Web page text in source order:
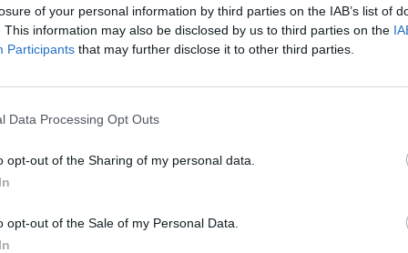
of your personal information by third parties on the IAB’s list of
This information may also be disclosed by us to third parties on the
Participants that may further disclose it to other third parties.
Data Processing Opt Outs
opt-out of the Sharing of my personal data.
opt-out of the Sale of my Personal Data.
Visi įrašai
akimirkas: amžinojo poilsio ji atguls
Žinios Lietuvos diena